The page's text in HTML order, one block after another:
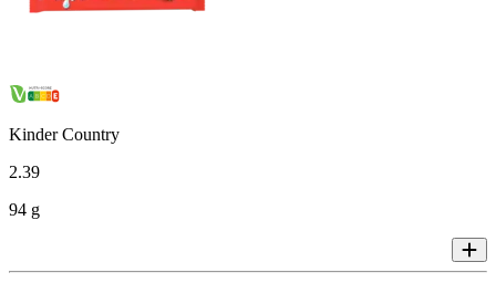
Kinder Country
2.39
94 g